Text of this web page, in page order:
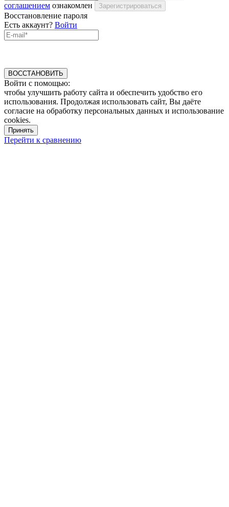
соглашением ознакомлен Зарегистрироваться
Восстановление пароля
Есть аккаунт? Войти
ВОССТАНОВИТЬ
Войти с помощью:
чтобы улучшить работу сайта и обеспечить удобство его
использования. Продолжая использовать сайт, Вы даёте
согласие на обработку персональных данных и использование
cookies.
Принять
Перейти к сравнению